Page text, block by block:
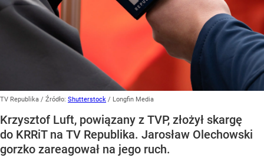
TV Republika / Źródło: Shutterstock / Longfin Media
Krzysztof Luft, powiązany z TVP, złożył skargę
do KRRiT na TV Republika. Jarosław Olechowski
gorzko zareagował na jego ruch.